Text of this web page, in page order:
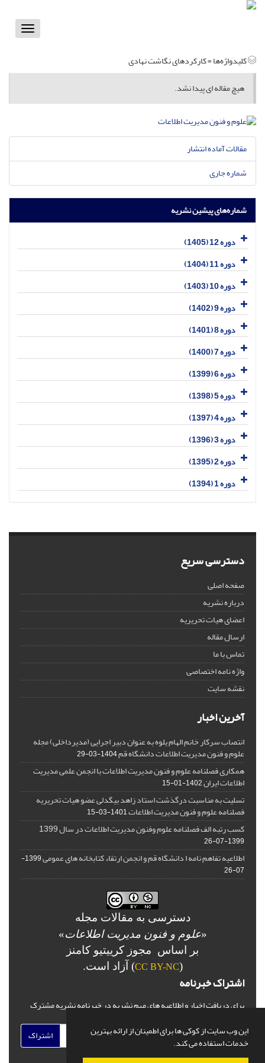
این وب سایت از کوکی ها برای اطمینان از ارائه بهترین
خدمات استفاده می کند.
Toggle
کلیدواژه‌ها =کارکردهای نگاشت نهادی
هیچ مقاله ای پیدا نشد.
مقالات آماده انتشار
شماره جاری
شماره‌های پیشین نشریه
دوره 12 (1405)
دوره 11 (1404)
دوره 10 (1403)
دوره 9 (1402)
دوره 8 (1401)
دوره 7 (1400)
دوره 6 (1399)
دوره 5 (1398)
دوره 4 (1397)
دوره 3 (1396)
دوره 2 (1395)
دوره 1 (1394)
دسترسی سریع
صفحه اصلی
درباره نشریه
اعضای هیات تحریریه
ارسال مقاله
تماس با ما
واژه نامه اختصاصی
نقشه سایت
آخرین اخبار
انتصاب سرکار خانم الهام یلوه به عنوان دبیر اجرایی (مدیرداخلی) مجله
علوم و فنون مدیریت اطلاعات دانشگاه قم1404-03-29
همکاری فصلنامه علوم و فنون مدیریت اطلاعات با انجمن علمی مدیریت
اطلاعات ایران1402-01-15
تسلیت به مناسبت درگذشت استاد زاهد بیگدلی عضو هیات تحریریه
فصلنامه علوم و فنون مدیریت اطلاعات1401-03-15
کسب رتبه الف فصلنامه علوم وفنون مدیریت اطلاعات در سال 1399
1399-07-26
اطلاعیه تفاهم نامه ا دانشگاه قم و انجمن ارتقاء کتابخانه های عمومی
1399-
07-26
دسترسی به مقالات مجله
«علوم و فنون مدیریت اطلاعات»
بر اساس مجوز کرییتیو کامنز
(
CC BY-NC) آزاد است.
اشتراک خبرنامه
برای دریافت اخبار و اطلاعیه های مهم نشریه در خبرنامه نشریه مشترک
اشتراک